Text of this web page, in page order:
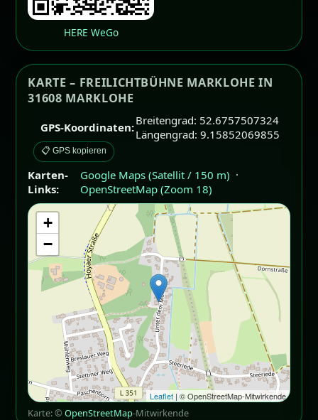
HERE WeGo
KARTE – FREILICHTBÜHNE MARKLOHE IN
31608 MARKLOHE
GPS-Koordinaten:Breitengrad: 52.6757507324
Längengrad: 9.15852069855
📋 GPS kopieren
Karten-
Links:
Google Maps (Satellit / 150 m) ·
OpenStreetMap (Zoom 18)
+
−
Leaflet| © OpenStreetMap-Mitwirkende
Karte: ©OpenStreetMap-Mitwirkende